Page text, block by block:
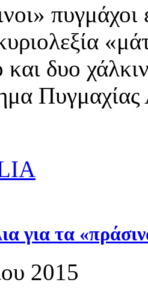
δυο
Πυγμαχίας
για τα
2015